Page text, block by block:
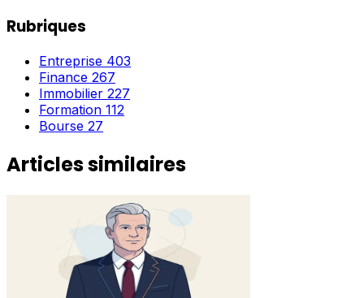
Rubriques
Entreprise 403
Finance 267
Immobilier 227
Formation 112
Bourse 27
Articles similaires